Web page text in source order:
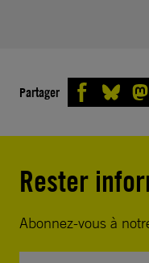
Partager
Rester
Abonnez-vous à